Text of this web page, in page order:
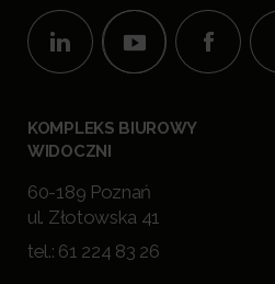
KOMPLEKS BIUROWY
WIDOCZNI
60-189 Poznań
ul. Złotowska 41
tel.: 61 224 83 26